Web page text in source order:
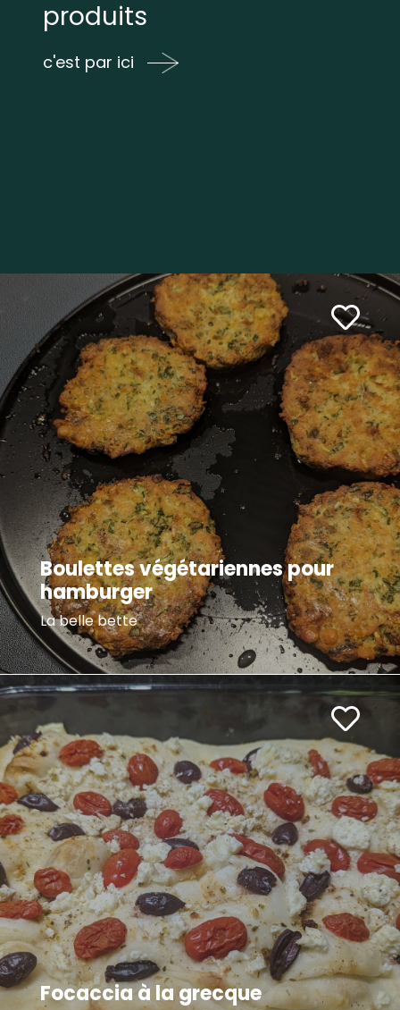
produits
c'est par ici
Boulettes végétariennes pour
hamburger
La belle bette
Focaccia à la grecque